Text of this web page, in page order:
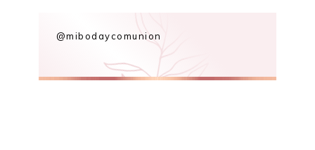
@mibodaycomunion